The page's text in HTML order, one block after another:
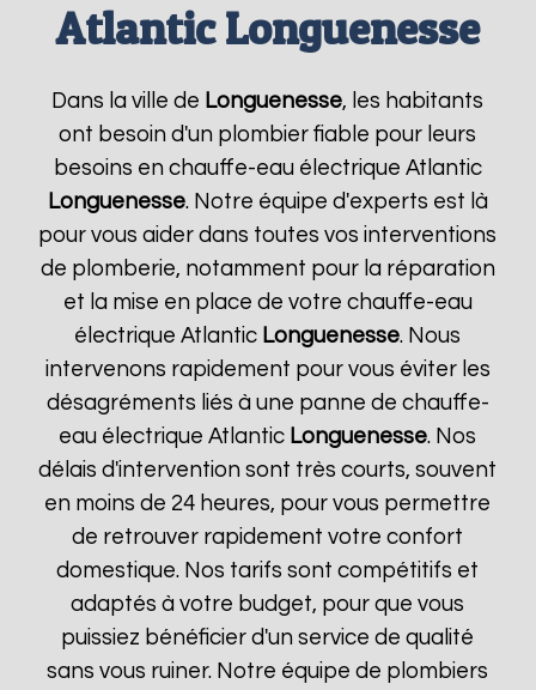
Atlantic Longuenesse
Dans la ville de Longuenesse, les habitants
ont besoin d'un plombier fiable pour leurs
besoins en chauffe-eau électrique Atlantic
Longuenesse. Notre équipe d'experts est là
pour vous aider dans toutes vos interventions
de plomberie, notamment pour la réparation
et la mise en place de votre chauffe-eau
électrique Atlantic Longuenesse. Nous
intervenons rapidement pour vous éviter les
désagréments liés à une panne de chauffe-
eau électrique Atlantic Longuenesse. Nos
délais d'intervention sont très courts, souvent
en moins de 24 heures, pour vous permettre
de retrouver rapidement votre confort
domestique. Nos tarifs sont compétitifs et
adaptés à votre budget, pour que vous
puissiez bénéficier d'un service de qualité
sans vous ruiner. Notre équipe de plombiers